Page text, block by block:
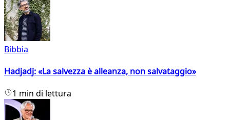
Bibbia
Hadjadj: «La salvezza è alleanza, non salvataggio»
1 min di lettura